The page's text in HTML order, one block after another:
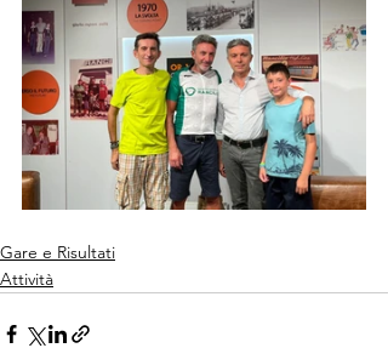
Gare e Risultati
Attività